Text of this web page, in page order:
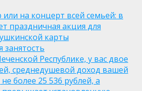
или на концерт всей семьей: в
праздничная акция для
карты
Республике, у вас двое
среднедушевой доход вашей
более 25 536 рублей, а